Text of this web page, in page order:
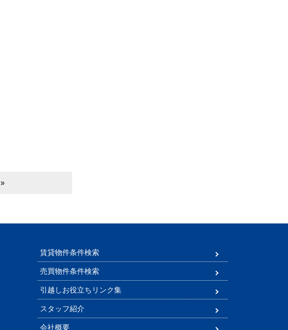
賃貸物件条件検索
売買物件条件検索
引越しお役立ちリンク集
スタッフ紹介
会社概要